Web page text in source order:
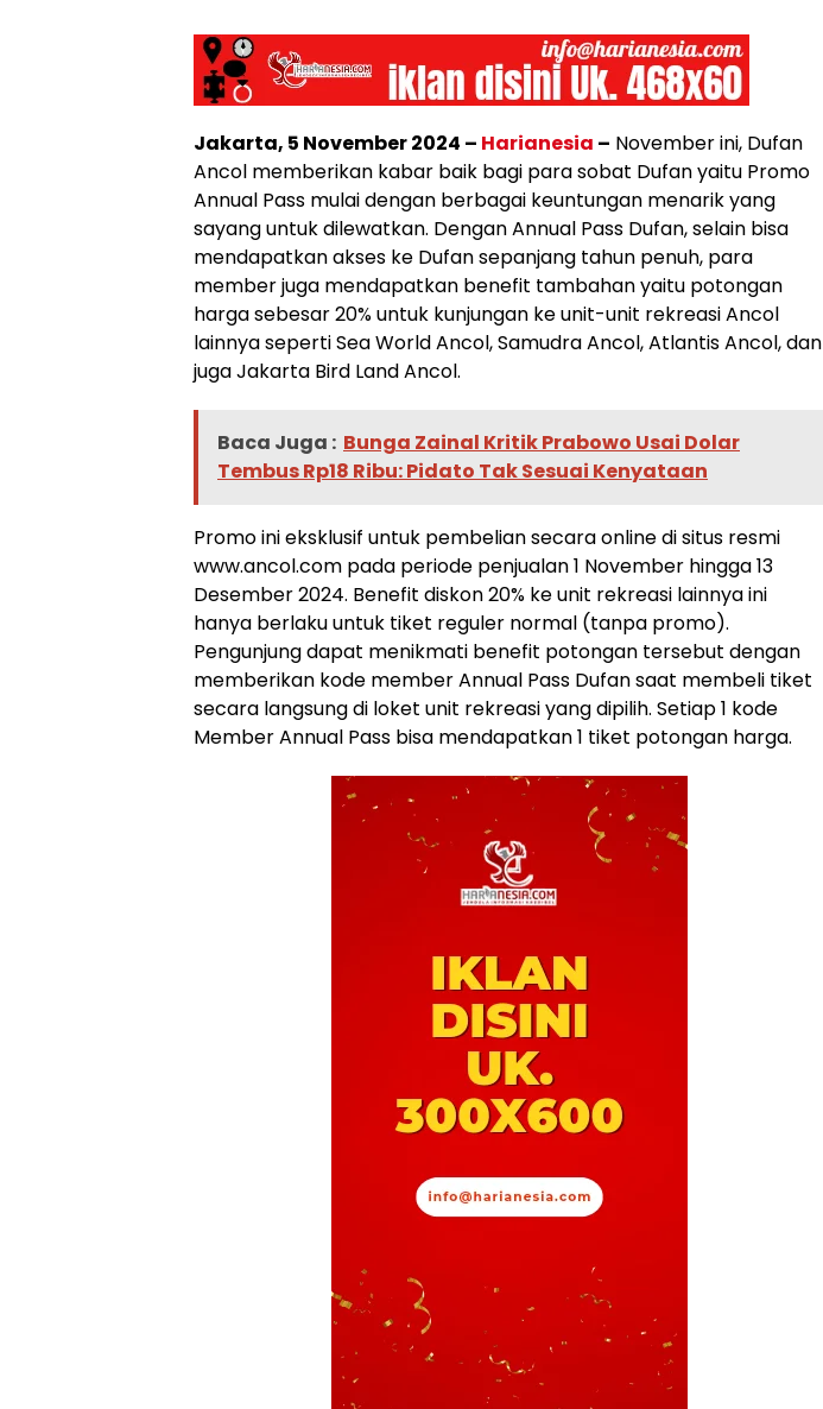
Jakarta, 5 November 2024 – Harianesia – November ini, Dufan
Ancol memberikan kabar baik bagi para sobat Dufan yaitu Promo
Annual Pass mulai dengan berbagai keuntungan menarik yang
sayang untuk dilewatkan. Dengan Annual Pass Dufan, selain bisa
mendapatkan akses ke Dufan sepanjang tahun penuh, para
member juga mendapatkan benefit tambahan yaitu potongan
harga sebesar 20% untuk kunjungan ke unit-unit rekreasi Ancol
lainnya seperti Sea World Ancol, Samudra Ancol, Atlantis Ancol, dan
juga Jakarta Bird Land Ancol.
Baca Juga : Bunga Zainal Kritik Prabowo Usai Dolar
Tembus Rp18 Ribu: Pidato Tak Sesuai Kenyataan
Promo ini eksklusif untuk pembelian secara online di situs resmi
www.ancol.com pada periode penjualan 1 November hingga 13
Desember 2024. Benefit diskon 20% ke unit rekreasi lainnya ini
hanya berlaku untuk tiket reguler normal (tanpa promo).
Pengunjung dapat menikmati benefit potongan tersebut dengan
memberikan kode member Annual Pass Dufan saat membeli tiket
secara langsung di loket unit rekreasi yang dipilih. Setiap 1 kode
Member Annual Pass bisa mendapatkan 1 tiket potongan harga.